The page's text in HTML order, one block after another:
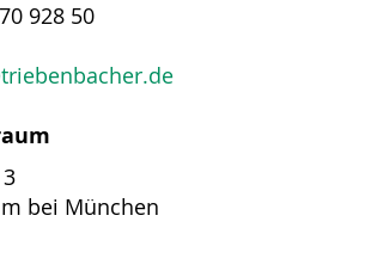
928 50
bei München